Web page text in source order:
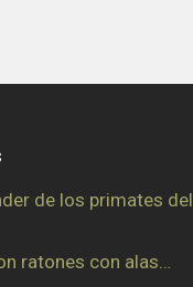
de los primates del
ratones con alas…